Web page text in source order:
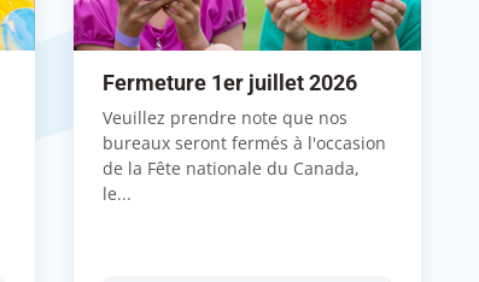
Fermeture 1er juillet 2026
Veuillez prendre note que nos
bureaux seront fermés à l'occasion
de la Fête nationale du Canada,
le...